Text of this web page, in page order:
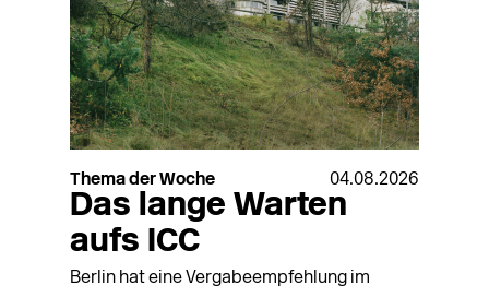
Thema der Woche 04.08.2026
Das lange Warten
aufs ICC
Berlin hat eine Vergabeempfehlung im